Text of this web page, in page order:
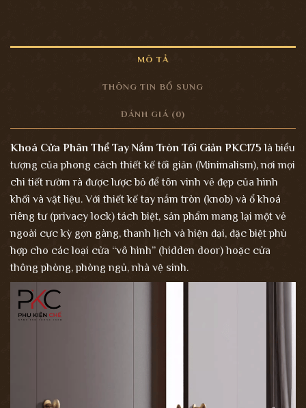
MÔ TẢ
THÔNG TIN BỔ SUNG
ĐÁNH GIÁ (0)
Khoá Cửa Phân Thể Tay Nắm Tròn Tối Giản PKC175là biểu
tượng của phong cách thiết kế tối giản (Minimalism), nơi mọi
chi tiết rườm rà được lược bỏ để tôn vinh vẻ đẹp của hình
khối và vật liệu. Với thiết kế tay nắm tròn (knob) và ổ khoá
riêng tư (privacy lock) tách biệt, sản phẩm mang lại một vẻ
ngoài cực kỳ gọn gàng, thanh lịch và hiện đại, đặc biệt phù
hợp cho các loại cửa “vô hình” (hidden door) hoặc cửa
thông phòng, phòng ngủ, nhà vệ sinh.